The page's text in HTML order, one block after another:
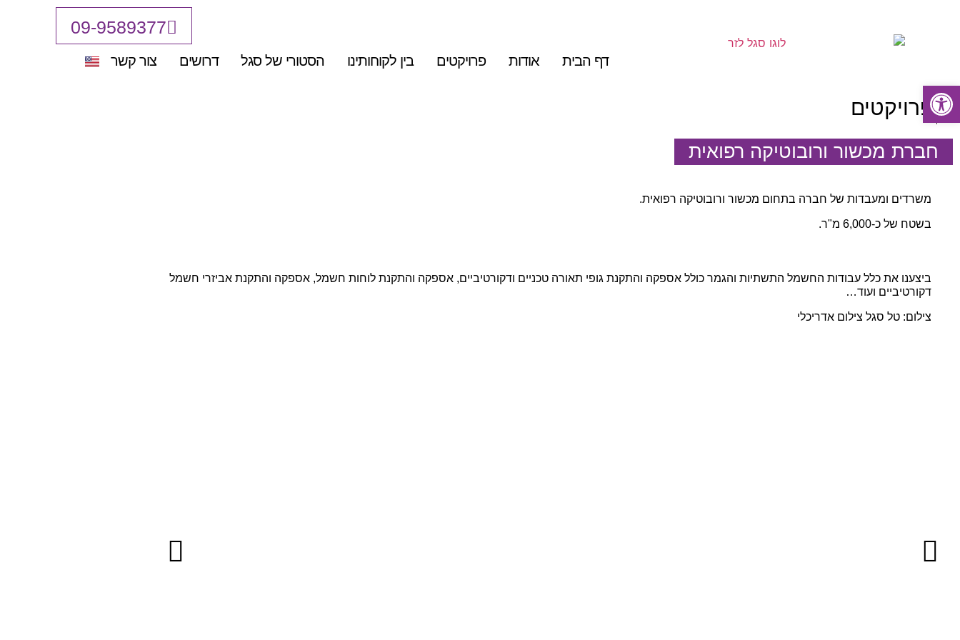
פתח סרגל נגישות
09-9589377
דף הבית אודות פרויקטים בין לקוחותינו הסטורי של סגל דרושים צור קשר
פרויקטים
חברת מכשור ורובוטיקה רפואית
משרדים ומעבדות של חברה בתחום מכשור ורובוטיקה רפואית.
בשטח של כ-6,000 מ"ר.
ביצענו את כלל עבודות החשמל התשתיות והגמר כולל אספקה והתקנת גופי תאורה טכניים ודקורטיביים, אספקה והתקנת לוחות חשמל, אספקה והתקנת אביזרי חשמל
דקורטיביים ועוד…
צילום: טל סגל צילום אדריכלי